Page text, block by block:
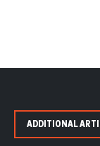
ADDITIONAL